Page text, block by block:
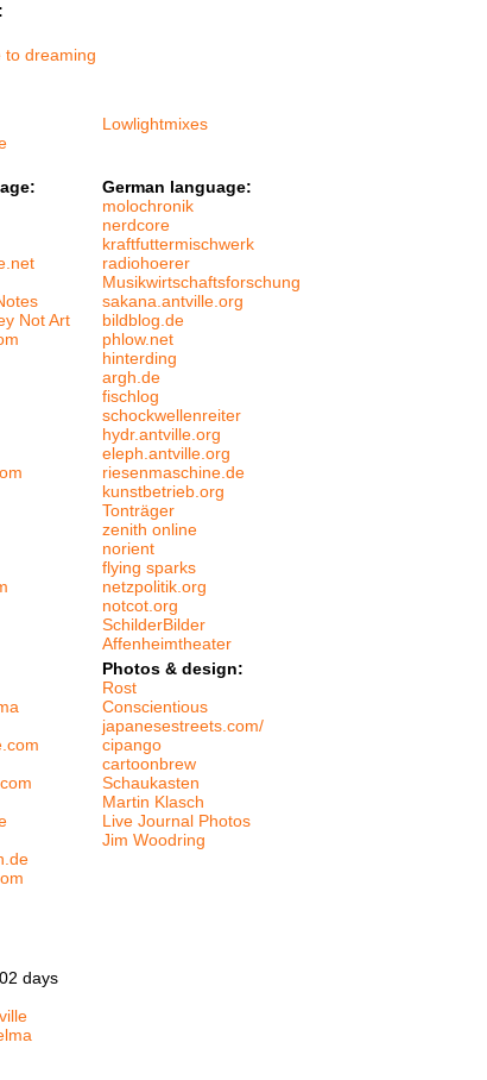
to dreaming
Lowlightmixes
Not Art
German language:
molochronik
nerdcore
kraftfuttermischwerk
radiohoerer
Musikwirtschaftsforschung
sakana.antville.org
bildblog.de
phlow.net
hinterding
argh.de
fischlog
schockwellenreiter
hydr.antville.org
eleph.antville.org
riesenmaschine.de
kunstbetrieb.org
Tonträger
zenith online
norient
flying sparks
netzpolitik.org
notcot.org
SchilderBilder
Affenheimtheater
Photos & design:
Rost
Conscientious
japanesestreets.com/
cipango
cartoonbrew
Schaukasten
Martin Klasch
Live Journal Photos
Jim Woodring
days